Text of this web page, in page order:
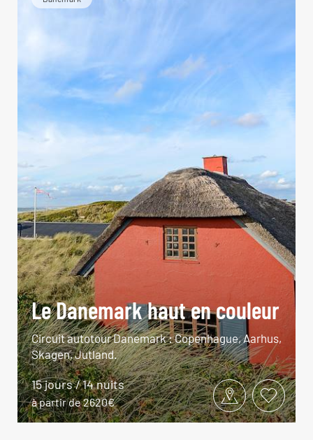
Le Danemark haut en couleur
Circuit autotour Danemark : Copenhague, Aarhus,
Skagen, Jutland.
15 jours / 14 nuits
à partir de 2620€